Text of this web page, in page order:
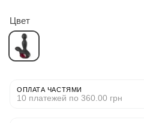
Цвет
ОПЛАТА ЧАСТЯМИ
10 платежей по 360.00 грн